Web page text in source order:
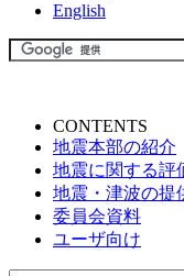
English
CONTENTS
地震本部の紹介
地震に関する評
地震・津波の提
委員会資料
ユーザ向け